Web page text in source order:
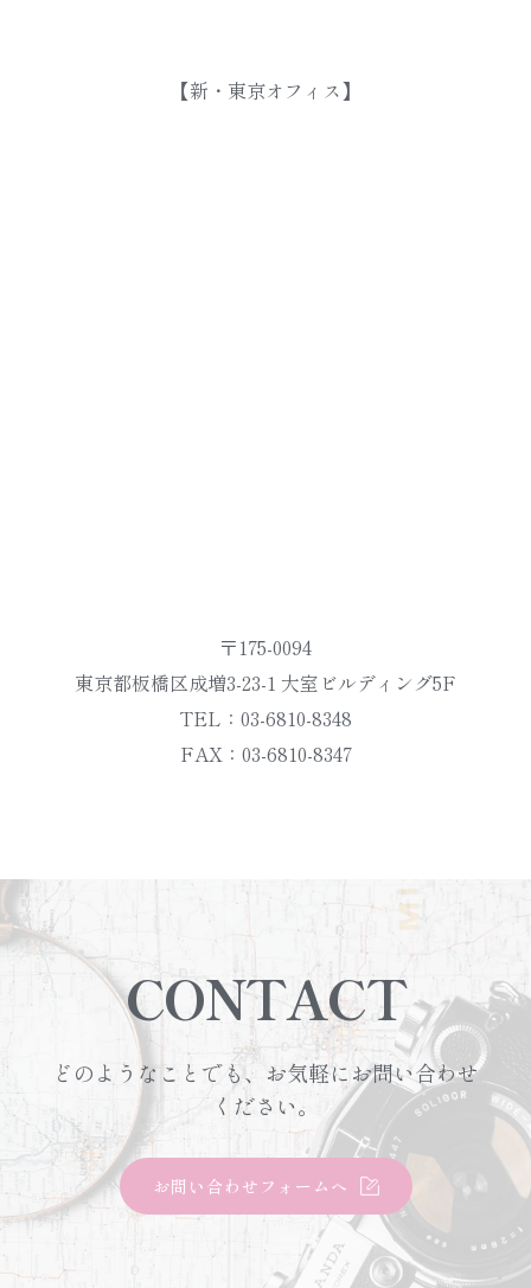
【新・東京オフィス】
〒175-0094
東京都板橋区成増3-23-1 大室ビルディング5F
TEL：03-6810-8348
FAX：03-6810-8347
CONTACT
どのようなことでも、お気軽にお問い合わせ
ください。
お問い合わせフォームへ